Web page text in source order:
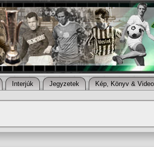
Interjúk Jegyzetek Kép, Könyv &